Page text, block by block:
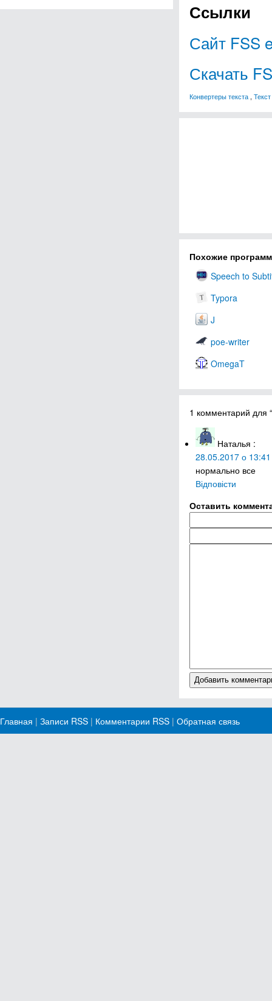
Ссылки
Сайт FSS
Скачать
Конвертеры текста , Текст
Похожие
Speech to
Typora
J
poe-writer
OmegaT
1 комментарий для
Наталья :
28.05.2017 о 13:41
нормально все
Відповісти
Оставить
Главная | Записи RSS | Комментарии RSS | Обратная связь